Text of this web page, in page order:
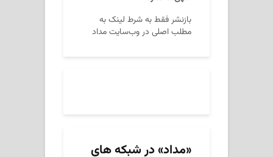
بازنشر فقط به شرط لینک به
مطلب اصلی در وب‌سایت مداد
«مداد» در شبکه های